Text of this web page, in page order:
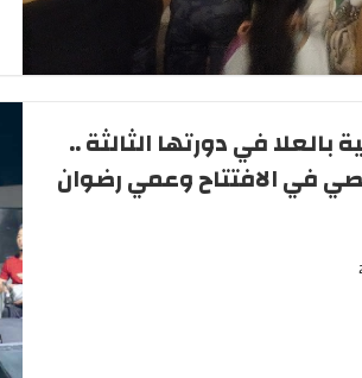
بالعلا في دورتها الثالثة ..
في الافتتاح وعمي رضوان